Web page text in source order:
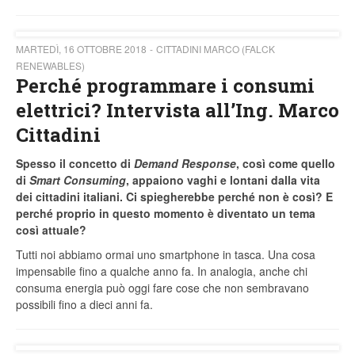
MARTEDÌ, 16 OTTOBRE 2018
CITTADINI MARCO (FALCK
RENEWABLES)
Perché programmare i consumi
elettrici? Intervista all’Ing. Marco
Cittadini
Spesso il concetto di Demand Response, così come quello
di Smart Consuming, appaiono vaghi e lontani dalla vita
dei cittadini italiani. Ci spiegherebbe perché non è così? E
perché proprio in questo momento è diventato un tema
così attuale?
Tutti noi abbiamo ormai uno smartphone in tasca. Una cosa
impensabile fino a qualche anno fa. In analogia, anche chi
consuma energia può oggi fare cose che non sembravano
possibili fino a dieci anni fa.